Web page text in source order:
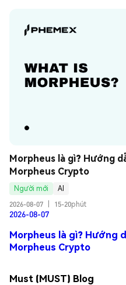
Morpheus là gì? Hướng
Morpheus Crypto
Người mới
AI
2026-08-07
15-20phút
2026-08-07
Morpheus là gì? Hướng
Morpheus Crypto
Must (MUST) Blog